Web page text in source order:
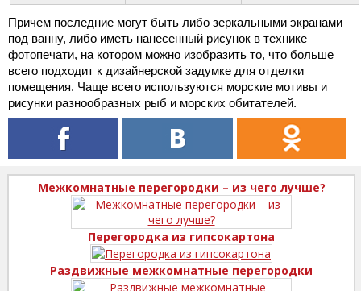
Причем последние могут быть либо зеркальными экранами
под ванну, либо иметь нанесенный рисунок в технике
фотопечати, на котором можно изобразить то, что больше
всего подходит к дизайнерской задумке для отделки
помещения. Чаще всего используются морские мотивы и
рисунки разнообразных рыб и морских обитателей.
Межкомнатные перегородки – из чего лучше?
Перегородка из гипсокартона
Раздвижные межкомнатные перегородки